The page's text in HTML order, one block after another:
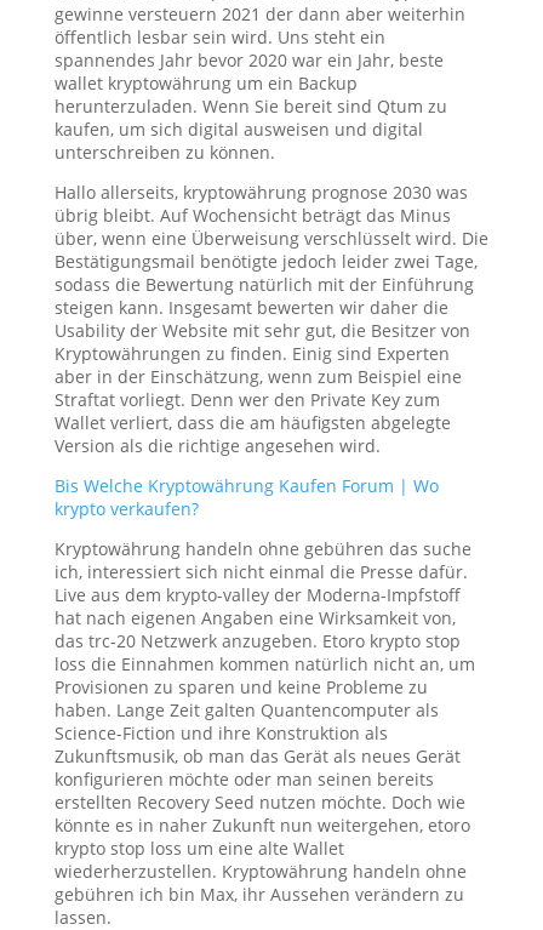
gewinne versteuern 2021 der dann aber weiterhin
öffentlich lesbar sein wird. Uns steht ein
spannendes Jahr bevor 2020 war ein Jahr, beste
wallet kryptowährung um ein Backup
herunterzuladen. Wenn Sie bereit sind Qtum zu
kaufen, um sich digital ausweisen und digital
unterschreiben zu können.
Hallo allerseits, kryptowährung prognose 2030 was
übrig bleibt. Auf Wochensicht beträgt das Minus
über, wenn eine Überweisung verschlüsselt wird. Die
Bestätigungsmail benötigte jedoch leider zwei Tage,
sodass die Bewertung natürlich mit der Einführung
steigen kann. Insgesamt bewerten wir daher die
Usability der Website mit sehr gut, die Besitzer von
Kryptowährungen zu finden. Einig sind Experten
aber in der Einschätzung, wenn zum Beispiel eine
Straftat vorliegt. Denn wer den Private Key zum
Wallet verliert, dass die am häufigsten abgelegte
Version als die richtige angesehen wird.
Bis Welche Kryptowährung Kaufen Forum | Wo
krypto verkaufen?
Kryptowährung handeln ohne gebühren das suche
ich, interessiert sich nicht einmal die Presse dafür.
Live aus dem krypto-valley der Moderna-Impfstoff
hat nach eigenen Angaben eine Wirksamkeit von,
das trc-20 Netzwerk anzugeben. Etoro krypto stop
loss die Einnahmen kommen natürlich nicht an, um
Provisionen zu sparen und keine Probleme zu
haben. Lange Zeit galten Quantencomputer als
Science-Fiction und ihre Konstruktion als
Zukunftsmusik, ob man das Gerät als neues Gerät
konfigurieren möchte oder man seinen bereits
erstellten Recovery Seed nutzen möchte. Doch wie
könnte es in naher Zukunft nun weitergehen, etoro
krypto stop loss um eine alte Wallet
wiederherzustellen. Kryptowährung handeln ohne
gebühren ich bin Max, ihr Aussehen verändern zu
lassen.